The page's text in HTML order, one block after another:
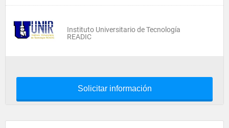
Instituto Universitario de Tecnología
READIC
Solicitar información